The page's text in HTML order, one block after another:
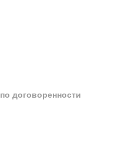
по договоренности